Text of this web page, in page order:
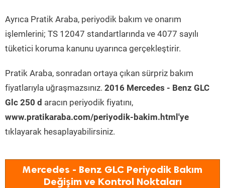
Ayrıca Pratik Araba, periyodik bakım ve onarım
işlemlerini; TS 12047 standartlarında ve 4077 sayılı
tüketici koruma kanunu uyarınca gerçekleştirir.
Pratik Araba, sonradan ortaya çıkan sürpriz bakım
fiyatlarıyla uğraşmazsınız. 2016 Mercedes - Benz GLC
Glc 250 d aracın periyodik fiyatını,
www.pratikaraba.com/periyodik-bakim.html'ye
tıklayarak hesaplayabilirsiniz.
Mercedes - Benz GLC Periyodik Bakım
Değişim ve Kontrol Noktaları